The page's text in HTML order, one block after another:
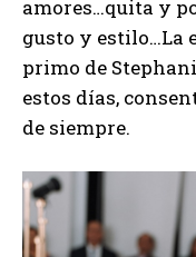
amores…quita y
gusto y estilo…La
primo de
estos días,
de siempre.